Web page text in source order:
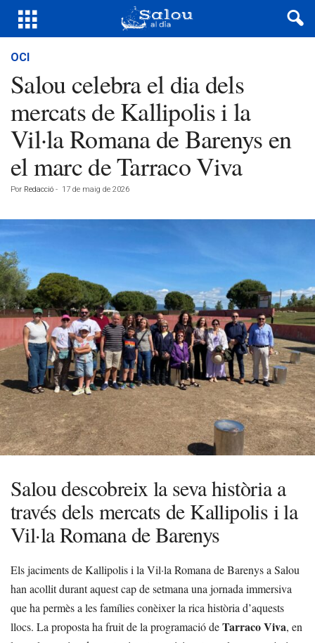
OCI
Salou celebra el dia dels
mercats de Kallipolis i la
Vil·la Romana de Barenys en
el marc de Tarraco Viva
Por Redacció - 17 de maig de 2026
Salou descobreix la seva història a
través dels mercats de Kallipolis i la
Vil·la Romana de Barenys
Els jaciments de Kallipolis i la Vil·la Romana de Barenys a Salou
han acollit durant aquest cap de setmana una jornada immersiva
que ha permès a les famílies conèixer la rica història d’aquests
llocs. La proposta ha fruit de la programació deTarraco Viva, en